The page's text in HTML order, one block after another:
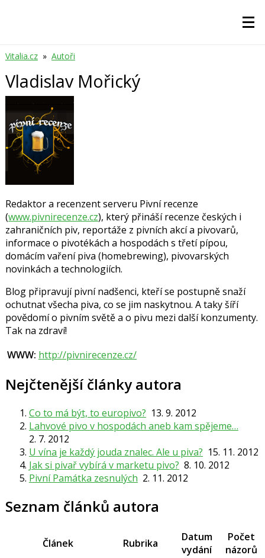
Vitalia.cz » Autoři
Vladislav Mořický
Redaktor a recenzent serveru Pivní recenze
(www.pivnirecenze.cz), který přináší recenze českých i
zahraničních piv, reportáže z pivních akcí a pivovarů,
informace o pivotékách a hospodách s třetí pípou,
domácím vaření piva (homebrewing), pivovarských
novinkách a technologiích.
Blog připravují pivní nadšenci, kteří se postupně snaží
ochutnat všecha piva, co se jim naskytnou. A taky šíří
povědomí o pivním světě a o pivu mezi další konzumenty.
Tak na zdraví!
WWW: http://pivnirecenze.cz/
Nejčtenější články autora
Co to má být, to europivo? 13. 9. 2012
Lahvové pivo v hospodách aneb kam spějeme…
2. 7. 2012
U vína je každý jouda znalec. Ale u piva? 15. 11. 2012
Jak si pivař vybírá v marketu pivo? 8. 10. 2012
Pivní Památka zesnulých 2. 11. 2012
Seznam článků autora
Článek Rubrika
Datum
vydání
Počet
názorů